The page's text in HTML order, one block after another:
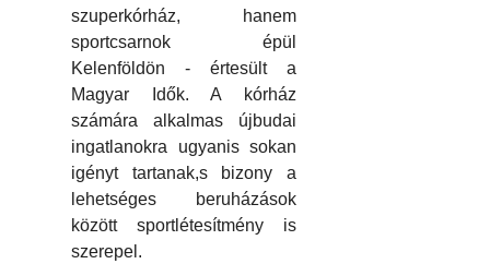
szuperkórház, hanem
sportcsarnok épül
Kelenföldön - értesült a
Magyar Idők. A kórház
számára alkalmas újbudai
ingatlanokra ugyanis sokan
igényt tartanak,s bizony a
lehetséges beruházások
között sportlétesítmény is
szerepel.